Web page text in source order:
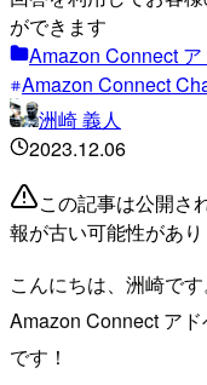
ができます
Amazon Connect
Amazon Connect
洲崎 義人
2023.12.06
この記事は公開さ
報が古い可能性があり
こんにちは、洲崎です
Amazon Connect ア
です！